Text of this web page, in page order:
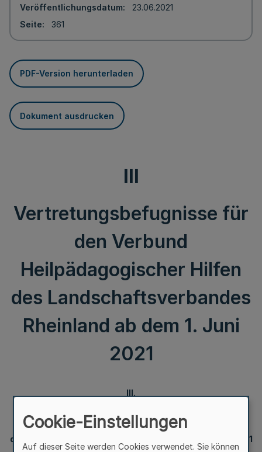
Veröffentlichungsdatum
23.06.2021
Seite
361
PDF-Version herunterladen
Dokument ausdrucken
III
Vertretungsbefugnisse für
den Verbund
Heilpädagogischer Hilfen
des Landschaftsverbandes
Rheinland ab dem 1. Juni
2021
III.
Vertretungsbefugnisse für den Verbund
Heilpädagogischer Hilfen
des Landschaftsverbandes Rheinland ab dem 1. Juni 2021
Cookie-Einstellungen
Auf dieser Seite werden Cookies verwendet. Sie können